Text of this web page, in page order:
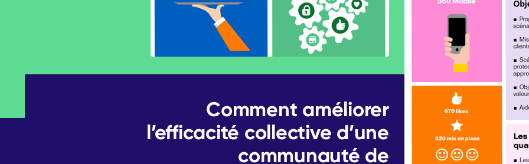
Comment améliorer
l’efficacité collective d’une
communauté de